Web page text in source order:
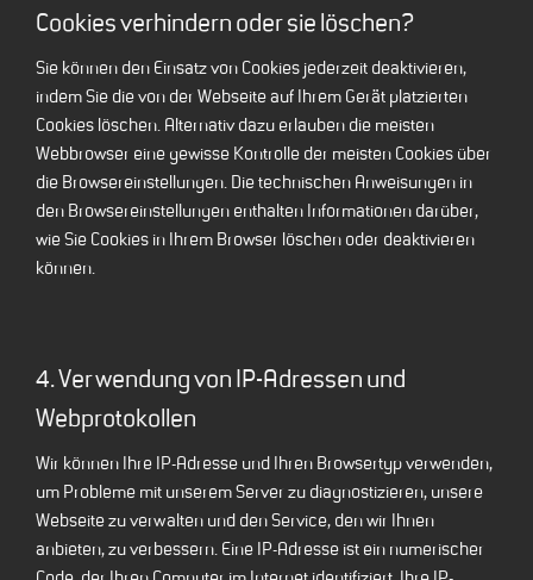
Cookies verhindern oder sie löschen?
Sie können den Einsatz von Cookies jederzeit deaktivieren,
indem Sie die von der Webseite auf Ihrem Gerät platzierten
Cookies löschen. Alternativ dazu erlauben die meisten
Webbrowser eine gewisse Kontrolle der meisten Cookies über
die Browsereinstellungen. Die technischen Anweisungen in
den Browsereinstellungen enthalten Informationen darüber,
wie Sie Cookies in Ihrem Browser löschen oder deaktivieren
können.
4. Verwendung von IP-Adressen und
Webprotokollen
Wir können Ihre IP-Adresse und Ihren Browsertyp verwenden,
um Probleme mit unserem Server zu diagnostizieren, unsere
Webseite zu verwalten und den Service, den wir Ihnen
anbieten, zu verbessern. Eine IP-Adresse ist ein numerischer